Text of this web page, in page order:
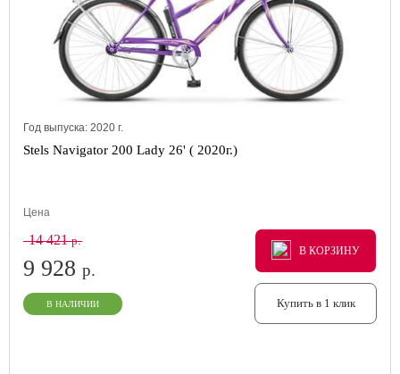
Год выпуска: 2020 г.
Stels Navigator 200 Lady 26' ( 2020г.)
Цена
14 421р.
9 928 р.
В НАЛИЧИИ
В КОРЗИНУ
В КОРЗИНУ
В КОРЗИНУ
Купить в 1 клик